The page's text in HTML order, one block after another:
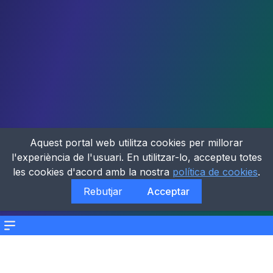
Menu
Aquest portal web utilitza cookies per millorar
l'experiència de l'usuari. En utilitzar-lo, accepteu totes
les cookies d'acord amb la nostra política de cookies.
Rebutjar
Acceptar